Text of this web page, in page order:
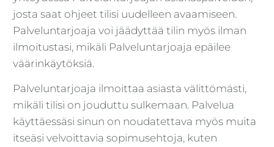
josta saat ohjeet tilisi uudelleen avaamiseen.
Palveluntarjoaja voi jäädyttää tilin myös ilman
ilmoitustasi, mikäli Palveluntarjoaja epäilee
väärinkäytöksiä.
Palveluntarjoaja ilmoittaa asiasta välittömästi,
mikäli tilisi on jouduttu sulkemaan. Palvelua
käyttäessäsi sinun on noudatettava myös muita
itseäsi velvoittavia sopimusehtoja, kuten